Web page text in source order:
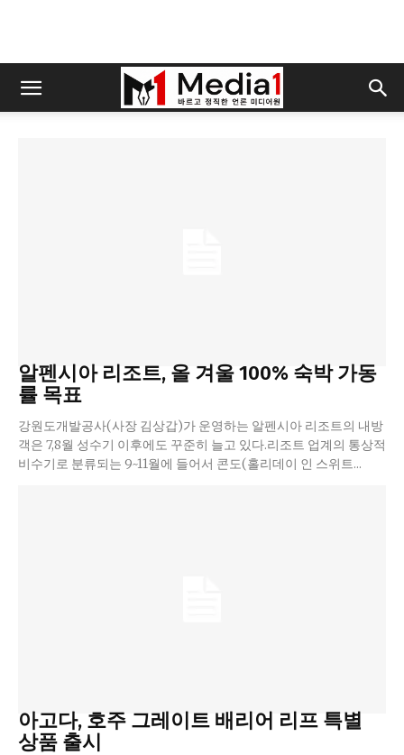
News
알펜시아 리조트, 올 겨울 100% 숙박 가동
률 목표
강원도개발공사(사장 김상갑)가 운영하는 알펜시아 리조트의 내방
객은 7,8월 성수기 이후에도 꾸준히 늘고 있다.리조트 업계의 통상적
비수기로 분류되는 9~11월에 들어서 콘도(홀리데이 인 스위트...
아고다, 호주 그레이트 배리어 리프 특별
상품 출시